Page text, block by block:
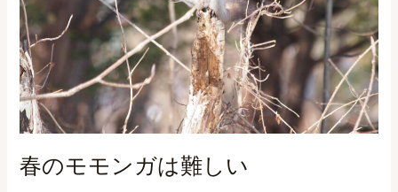
春のモモンガは難しい
は
難
し
い